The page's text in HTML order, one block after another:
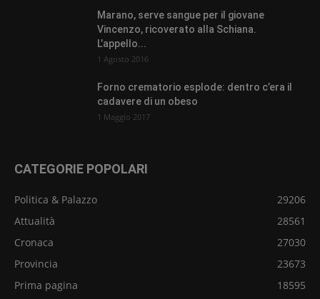
Marano, serve sangue per il giovane
Vincenzo, ricoverato alla Schiana.
L’appello...
1 Agosto 2016
Forno crematorio esplode: dentro c’era il
cadavere di un obeso
1 Maggio 2017
CATEGORIE POPOLARI
Politica & Palazzo
29206
Attualità
28561
Cronaca
27030
Provincia
23673
Prima pagina
18595